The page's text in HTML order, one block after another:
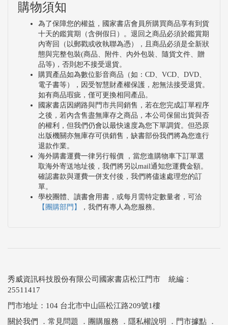
購物須知
為了保障您的權益，國家書店會員所購買商品享有到貨
十天的鑑賞期（含例假日）。退回之商品必須於鑑賞期
內寄回（以郵戳或收執聯為憑），且商品必須是全新狀
態與完整包裝(商品、附件、內外包裝、隨貨文件、贈
品等)，否則恕不接受退貨。
購買產品如為數位影音商品（如：CD、VCD、DVD、
電子書等），因受智慧財產權保護，恕無法接受退貨。
如有商品瑕疵，僅可更換相同產品。
國家書店因網路與門市共同銷售，若在您完成訂單程序
之後，若內含售盡無庫存之商品，本公司保留出貨與否
的權利，但我們仍會以最快速度為您下單調貨。但恐原
出版機關亦無庫存可供銷售，缺書部份我們將為您進行
退款作業。
海外購書運費一律另行報價 ，當您進購物車下訂單選
取海外寄送地址後，我們將另以mail通知您運費金額。
確認書款與運費一併支付後，我們將儘速處理您的訂
單。
學校團體、讀書會用書，或每月需特定數量者，可洽
【團購部門】
，我們有專人為您服務。
秀威資訊科技股份有限公司國家書店松江門市 統編：
25511417
門市地址：104 台北市中山區松江路209號1樓
關於我們
． 常見問題 ． 團購服務 ． 隱私權說明 ． 門市據點 ．